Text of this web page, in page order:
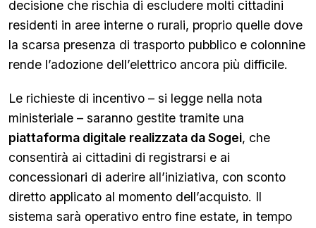
decisione che rischia di escludere molti cittadini
residenti in aree interne o rurali, proprio quelle dove
la scarsa presenza di trasporto pubblico e colonnine
rende l’adozione dell’elettrico ancora più difficile.
Le richieste di incentivo – si legge nella nota
ministeriale – saranno gestite tramite una
piattaforma digitale realizzata da Sogei, che
consentirà ai cittadini di registrarsi e ai
concessionari di aderire all’iniziativa, con sconto
diretto applicato al momento dell’acquisto. Il
sistema sarà operativo entro fine estate, in tempo